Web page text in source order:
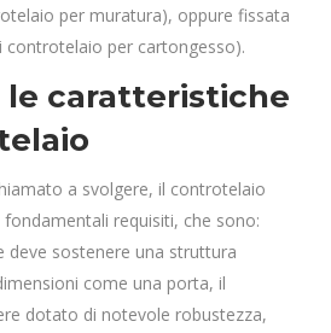
per muratura), oppure fissata
controtelaio per cartongesso).
le caratteristiche
a svolgere, il controtelaio
requisiti, che sono:
deve sostenere una struttura
come una porta, il
dotato di notevole robustezza,